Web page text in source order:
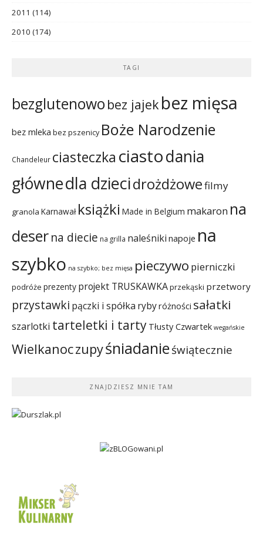
2011 (114)
2010 (174)
TAGI
bezglutenowo bez jajekbez mięsa
bez mleka bez pszenicy Boże Narodzenie
Chandeleur ciasteczka ciastodania
głównedla dziecidrożdżowefilmy
granola Karnawał książki Made in Belgium makaron na
deserna diecie na grilla naleśniki napoje na
szybko na szybko; bez mięsa pieczywo pierniczki
podróże prezenty projekt TRUSKAWKAprzekąski przetwory
przystawki pączki i spółka rybyróżności sałatki
szarlotki tarteletki i tarty Tłusty Czwartek wegańskie
Wielkanoczupyśniadanieświątecznie
ZNAJDZIESZ MNIE TAM